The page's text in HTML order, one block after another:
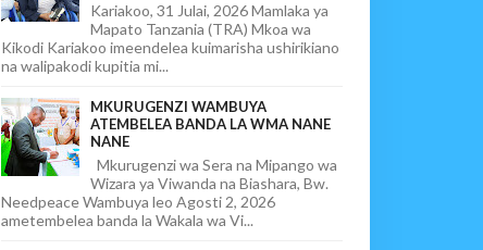
Kariakoo, 31 Julai, 2026 Mamlaka ya
Mapato Tanzania (TRA) Mkoa wa
Kikodi Kariakoo imeendelea kuimarisha ushirikiano
na walipakodi kupitia mi...
MKURUGENZI WAMBUYA
ATEMBELEA BANDA LA WMA NANE
NANE
Mkurugenzi wa Sera na Mipango wa
Wizara ya Viwanda na Biashara, Bw.
Needpeace Wambuya leo Agosti 2, 2026
ametembelea banda la Wakala wa Vi...